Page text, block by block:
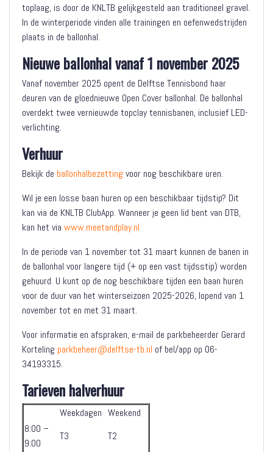
toplaag, is door de KNLTB gelijkgesteld aan traditioneel gravel.
In de winterperiode vinden alle trainingen en oefenwedstrijden
plaats in de ballonhal.
Nieuwe ballonhal vanaf 1 november 2025
Vanaf november 2025 opent de Delftse Tennisbond haar
deuren van de gloednieuwe Open Cover ballonhal. De ballonhal
overdekt twee vernieuwde topclay tennisbanen, inclusief LED-
verlichting.
Verhuur
Bekijk de ballonhalbezetting voor nog beschikbare uren.
Wil je een losse baan huren op een beschikbaar tijdstip? Dit
kan via de KNLTB ClubApp. Wanneer je geen lid bent van DTB,
kan het via www.meetandplay.nl
In de periode van 1 november tot 31 maart kunnen de banen in
de ballonhal voor langere tijd (+ op een vast tijdsstip) worden
gehuurd. U kunt op de nog beschikbare tijden een baan huren
voor de duur van het winterseizoen 2025-2026, lopend van 1
november tot en met 31 maart.
Voor informatie en afspraken, e-mail de parkbeheerder Gerard
Korteling parkbeheer@delftse-tb.nl of bel/app op 06-
34193315.
Tarieven halverhuur
Weekdagen Weekend
8:00 –
9:00
T3
T2